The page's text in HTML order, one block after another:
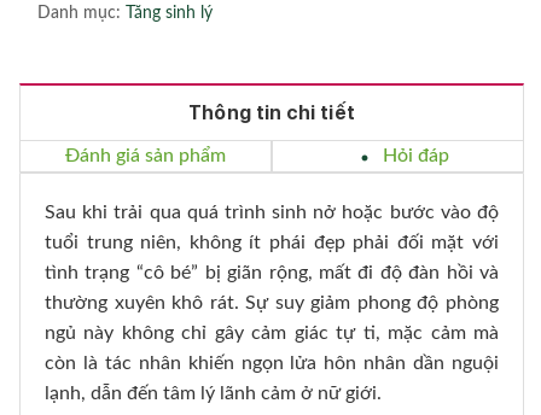
Danh mục: Tăng sinh lý
Thông tin chi tiết
Đánh giá sản phẩm Hỏi đáp
Sau khi trải qua quá trình sinh nở hoặc bước vào độ
tuổi trung niên, không ít phái đẹp phải đối mặt với
tình trạng “cô bé” bị giãn rộng, mất đi độ đàn hồi và
thường xuyên khô rát. Sự suy giảm phong độ phòng
ngủ này không chỉ gây cảm giác tự ti, mặc cảm mà
còn là tác nhân khiến ngọn lửa hôn nhân dần nguội
lạnh, dẫn đến tâm lý lãnh cảm ở nữ giới.